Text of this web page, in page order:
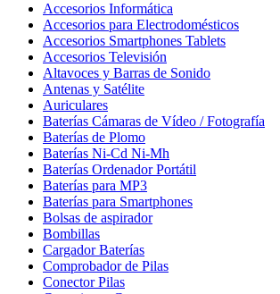
Accesorios Informática
Accesorios para Electrodomésticos
Accesorios Smartphones Tablets
Accesorios Televisión
Altavoces y Barras de Sonido
Antenas y Satélite
Auriculares
Baterías Cámaras de Vídeo / Fotografía
Baterías de Plomo
Baterías Ni-Cd Ni-Mh
Baterías Ordenador Portátil
Baterías para MP3
Baterías para Smartphones
Bolsas de aspirador
Bombillas
Cargador Baterías
Comprobador de Pilas
Conector Pilas